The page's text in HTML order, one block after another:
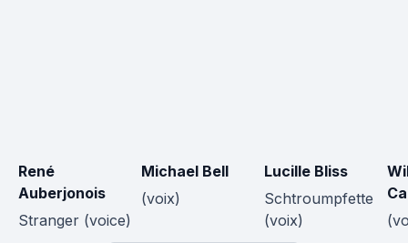
René
Auberjonois
Stranger (voice)
Michael Bell
(voix)
Lucille Bliss
Schtroumpfette
(voix)